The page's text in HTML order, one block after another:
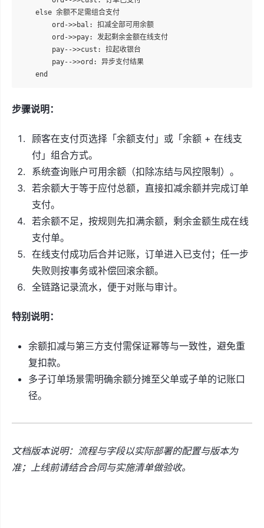
    else 余额不足需组合支付
        ord->>bal: 扣减全部可用余额
        ord->>pay: 发起剩余金额在线支付
        pay-->>cust: 拉起收银台
        pay-->>ord: 异步支付结果
步骤说明：
顾客在支付页选择「余额支付」或「余额 + 在线支
付」组合方式。
系统查询账户可用余额（扣除冻结与风控限制）。
若余额大于等于应付总额，直接扣减余额并完成订单
支付。
若余额不足，按规则先扣满余额，剩余金额生成在线
支付单。
在线支付成功后合并记账，订单进入已支付；任一步
失败则按事务或补偿回滚余额。
全链路记录流水，便于对账与审计。
特别说明：
余额扣减与第三方支付需保证幂等与一致性，避免重
复扣款。
多子订单场景需明确余额分摊至父单或子单的记账口
径。
文档版本说明：流程与字段以实际部署的配置与版本为
准；上线前请结合合同与实施清单做验收。